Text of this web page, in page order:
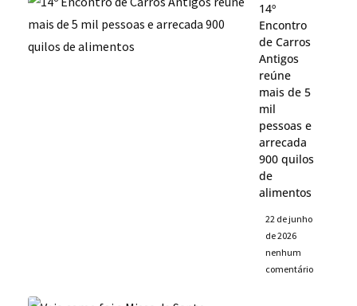
14º
Encontro
de Carros
Antigos
reúne
mais de 5
mil
pessoas e
arrecada
900 quilos
de
alimentos
22 de junho
de 2026
nenhum
comentário